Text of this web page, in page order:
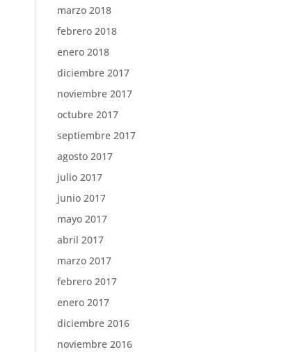
marzo 2018
febrero 2018
enero 2018
diciembre 2017
noviembre 2017
octubre 2017
septiembre 2017
agosto 2017
julio 2017
junio 2017
mayo 2017
abril 2017
marzo 2017
febrero 2017
enero 2017
diciembre 2016
noviembre 2016